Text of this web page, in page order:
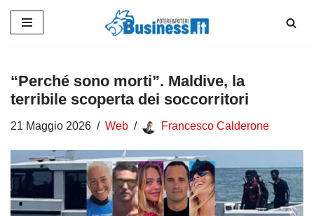
contenuto
“Perché sono morti”. Maldive, la
terribile scoperta dei soccorritori
21 Maggio 2026 Web Francesco Calderone